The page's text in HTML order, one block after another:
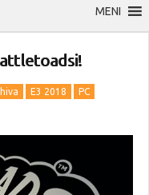
MENI
E3 2018
PC